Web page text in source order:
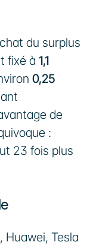
du surplus
fixé à 1,1
0,25
de
:
23 fois plus
Huawei, Tesla